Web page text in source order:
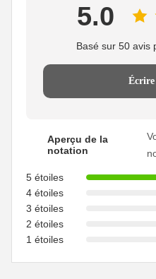
5.0
Basé sur 50 avis
Aperçu de la
notation
5 étoiles
4 étoiles
3 étoiles
2 étoiles
1 étoiles